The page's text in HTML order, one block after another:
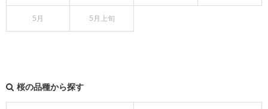
5月 5月上旬
桜の品種から探す